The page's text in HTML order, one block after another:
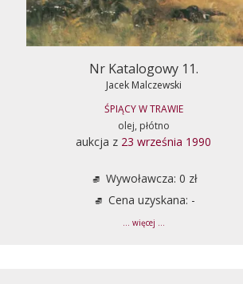
Nr Katalogowy 11.
Jacek Malczewski
ŚPIĄCY W TRAWIE
olej, płótno
aukcja z 23 września 1990
Wywoławcza: 0 zł
Cena uzyskana: -
... więcej ...